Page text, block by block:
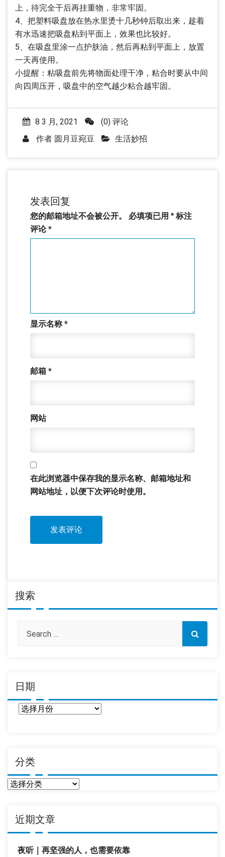
上，待完全干后再挂重物，非常牢固。
4、把塑料吸盘放在热水里烫十几秒钟后取出来，趁着
有水迅速把吸盘粘到平面上，效果也比较好。
5、在吸盘里涂一点护肤油，然后再粘到平面上，放置
一天再使用。
小提醒：粘吸盘前先将物面处理干净，粘合时要从中间
向四周压开，吸盘中的空气越少粘合越牢固。
8 3 月, 2021
(0) 评论
作者 圆月豆宛豆 生活妙招
发表回复
您的邮箱地址不会被公开。 必填项已用 * 标注
评论*
显示名称*
邮箱 *
网站
在此浏览器中保存我的显示名称、邮箱地址和
网站地址，以便下次评论时使用。
搜索
日期
分类
分
近期文章
夜听｜再坚强的人，也需要依靠